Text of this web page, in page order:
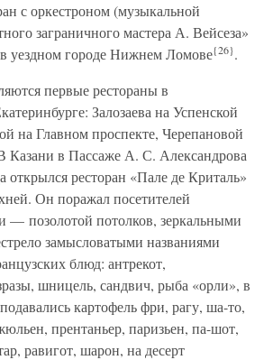
с оркестроном (музыкальной
заграничного мастера А. Вейсеза»
уездном городе Нижнем Ломове{26}.
первые рестораны в
Залозаева на Успенской
на Главном проспекте, Черепановой
в Пассаже А. С. Александрова
открылся ресторан «Пале де Криталь»
Он поражал посетителей
— позолотой потолков, зеркальными
замысловатыми названиями
блюд: антрекот,
шницель, сандвич, рыба «орли», в
картофель фри, рагу, ша-то,
прентаньер, паризьен, па-шот,
равигот, шарон, на десерт